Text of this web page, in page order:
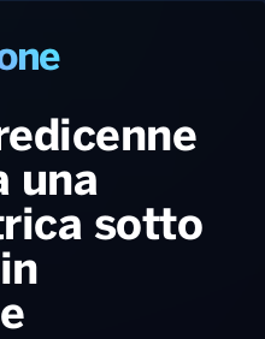
Consiglia
2026
TV
una
sotto